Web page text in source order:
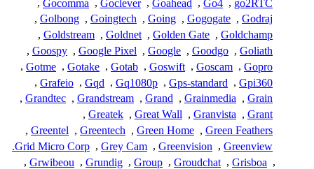
go2RTC
,
Go4
,
Goahead
,
Goclever
,
Gocomma
,
Godraj
,
Gogogate
,
Going
,
Goingtech
,
Golbong
,
Goldchamp
,
Golden Gate
,
Goldnet
,
Goldstream
,
Goliath
,
Goodgo
,
Google
,
Google Pixel
,
Goospy
,
Gopro
,
Goscam
,
Goswift
,
Gotab
,
Gotake
,
Gotme
,
Gpi360
,
Gps-standard
,
Gq1080p
,
Gqd
,
Grafeio
,
Grain
,
Grainmedia
,
Grand
,
Grandstream
,
Grandtec
,
Grant
,
Granvista
,
Great Wall
,
Greatek
,
Green Feathers
,
Green Home
,
Greentech
,
Greentel
,
Greenview
,
Greenvision
,
Grey Cam
,
Grid Micro Corp.
,
Grisboa
,
Groudchat
,
Group
,
Grundig
,
Grwibeou
,